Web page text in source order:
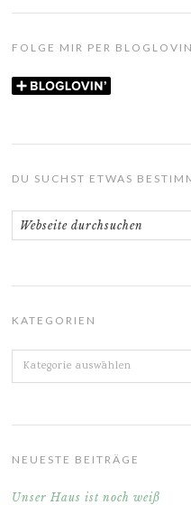
FOLGE MIR PER
DU SUCHST ETWAS
KATEGORIEN
Kategorien
NEUESTE BEITRÄGE
Unser Haus ist noch weiß